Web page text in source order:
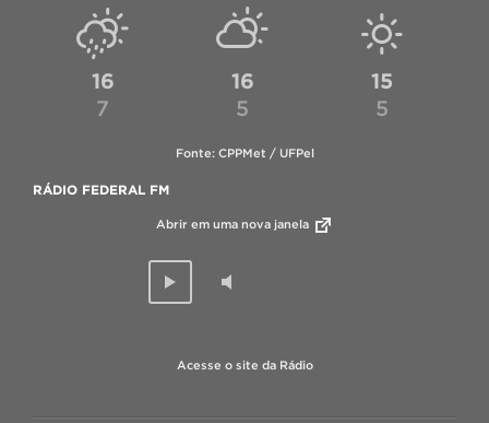
16
7
16
5
15
5
Fonte: CPPMet / UFPel
RÁDIO FEDERAL FM
Abrir em uma nova janela
Acesse o site da Rádio